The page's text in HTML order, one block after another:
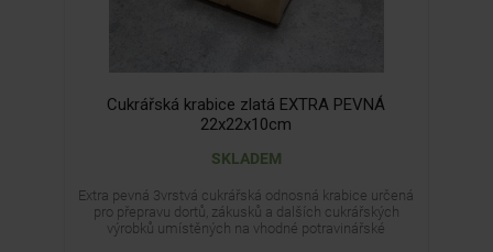
Cukrářská krabice zlatá EXTRA PEVNÁ
22x22x10cm
SKLADEM
Extra pevná 3vrstvá cukrářská odnosná krabice určená
pro přepravu dortů, zákusků a dalších cukrářských
výrobků umístěných na vhodné potravinářské